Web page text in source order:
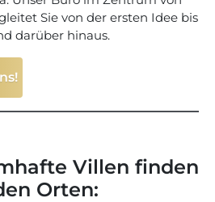
Sie von der ersten Idee bis
darüber hinaus.
Villen finden
Orten: